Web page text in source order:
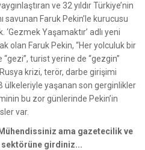
ve 32 yıldır Türkiye’nin
savunan Faruk Pekin’le kurucusu
Yaşamaktır’ adlı yeni
olan Faruk Pekin, “Her yolculuk bir
“gezi”, turist yerine de “gezgin”
krizi, terör, darbe girişimi
ülkeleriyle yaşanan son gerginlikler
bu zor günlerinde Pekin’in
var.
ama gazetecilik ve
sektörüne girdiniz...